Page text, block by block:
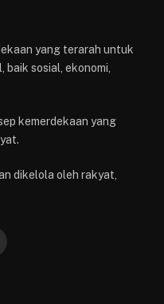
yang terarah untuk
sosial, ekonomi,
kemerdekaan yang
dikelola oleh rakyat,